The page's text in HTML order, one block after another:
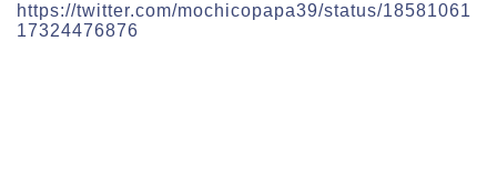
https://twitter.com/mochicopapa39/status/18581061
17324476876